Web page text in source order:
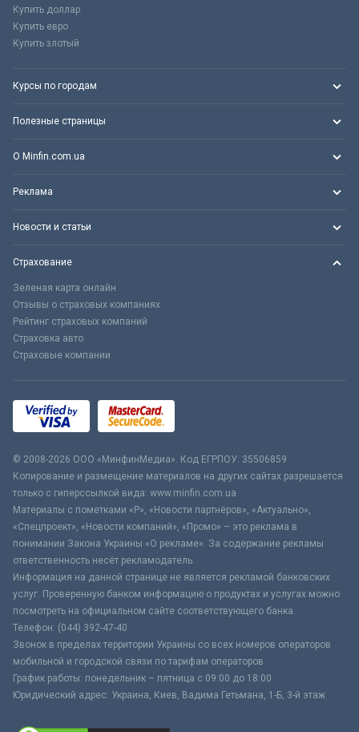
Купить доллар
Купить евро
Купить злотый
Курсы по городам
Полезные страницы
О Minfin.com.ua
Реклама
Новости и статьи
Страхование
Зеленая карта онлайн
Отзывы о страховых компаниях
Рейтинг страховых компаний
Страховка авто
Страховые компании
© 2008-2026 ООО «МинфинМедиа». Код ЕГРПОУ: 35506859
Копирование и размещение материалов на других сайтах разрешается
только с гиперссылкой вида: www.minfin.com.ua
Материалы с пометками «Р», «Новости партнёров», «Актуально»,
«Спецпроект», «Новости компаний», «Промо» – это реклама в
понимании Закона Украины «О рекламе». За содержание рекламы
ответственность несёт рекламодатель.
Информация на данной странице не является рекламой банковских
услуг. Проверенную банком информацию о продуктах и услугах можно
посмотреть на официальном сайте соответствующего банка.
Телефон: (044) 392-47-40
Звонок в пределах территории Украины со всех номеров операторов
мобильной и городской связи по тарифам операторов
График работы: понедельник – пятница с 09:00 до 18:00
Юридический адрес: Украина, Киев, Вадима Гетьмана, 1-Б, 3-й этаж